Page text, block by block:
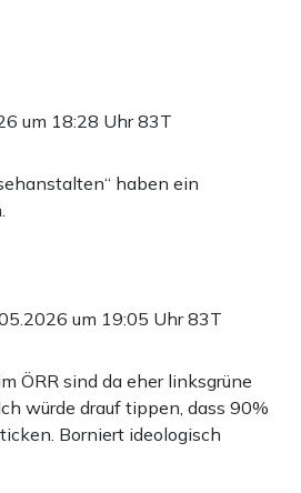
um 18:28 Uhr83T
haben ein
um 19:05 Uhr83T
ÖRR sind da eher linksgrüne
würde drauf tippen, dass 90%
Borniert ideologisch